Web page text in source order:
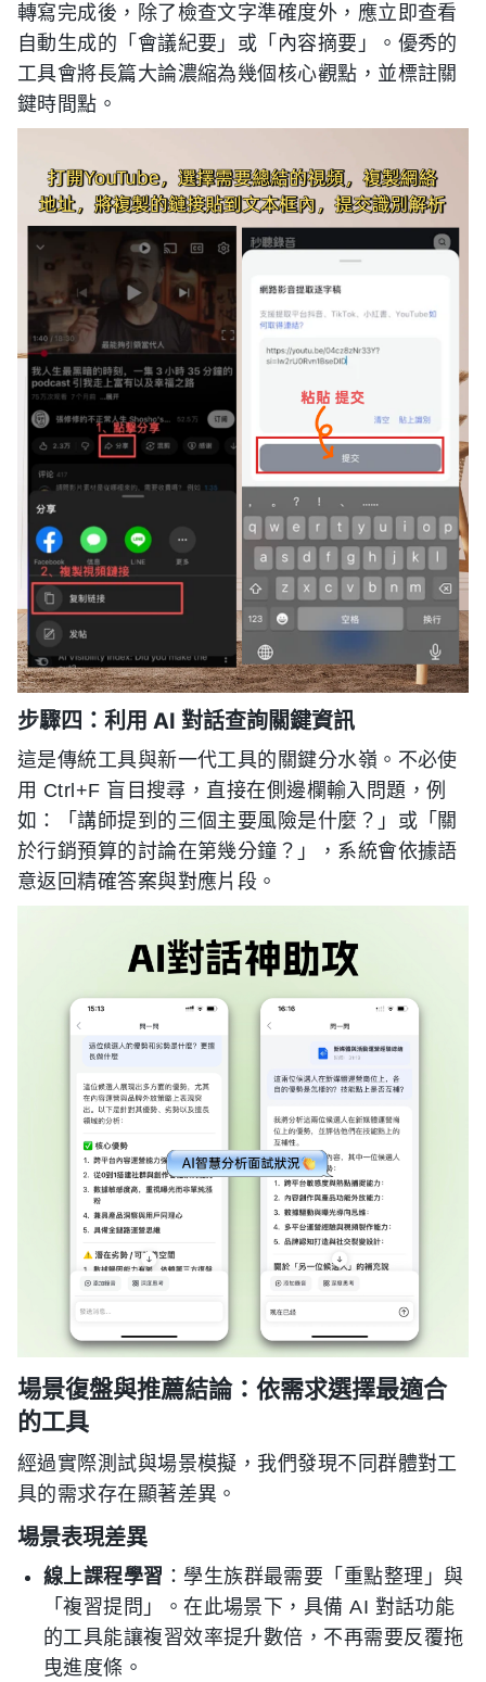
轉寫完成後，除了檢查文字準確度外，應立即查看
自動生成的「會議紀要」或「內容摘要」。優秀的
工具會將長篇大論濃縮為幾個核心觀點，並標註關
鍵時間點。
步驟四：利用 AI 對話查詢關鍵資訊
這是傳統工具與新一代工具的關鍵分水嶺。不必使
用 Ctrl+F 盲目搜尋，直接在側邊欄輸入問題，例
如：「講師提到的三個主要風險是什麼？」或「關
於行銷預算的討論在第幾分鐘？」，系統會依據語
意返回精確答案與對應片段。
場景復盤與推薦結論：依需求選擇最適合
的工具
經過實際測試與場景模擬，我們發現不同群體對工
具的需求存在顯著差異。
場景表現差異
線上課程學習 ：學生族群最需要「重點整理」與
「複習提問」。在此場景下，具備 AI 對話功能
的工具能讓複習效率提升數倍，不再需要反覆拖
曳進度條。